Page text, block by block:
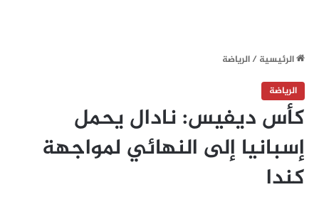
الرئيسية/الرياضة
الرياضة
كأس ديفيس: نادال يحمل
إسبانيا إلى النهائي لمواجهة
كندا